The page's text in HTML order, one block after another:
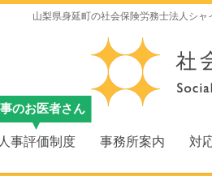
山梨県身延町の社会保険労務士法人シ
人事評価制度 事務所案内 対